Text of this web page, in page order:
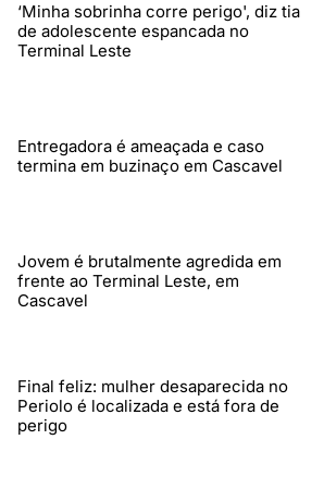
‘Minha sobrinha corre perigo', diz tia
de adolescente espancada no
Terminal Leste
Entregadora é ameaçada e caso
termina em buzinaço em Cascavel
Jovem é brutalmente agredida em
frente ao Terminal Leste, em
Cascavel
Final feliz: mulher desaparecida no
Periolo é localizada e está fora de
perigo